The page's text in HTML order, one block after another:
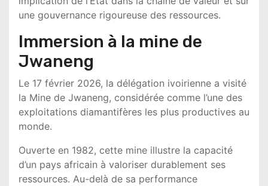
une gouvernance rigoureuse des ressources.
Immersion à la mine de
Jwaneng
Le 17 février 2026, la délégation ivoirienne a visité
la Mine de Jwaneng, considérée comme l’une des
exploitations diamantifères les plus productives au
monde.
Ouverte en 1982, cette mine illustre la capacité
d’un pays africain à valoriser durablement ses
ressources. Au-delà de sa performance